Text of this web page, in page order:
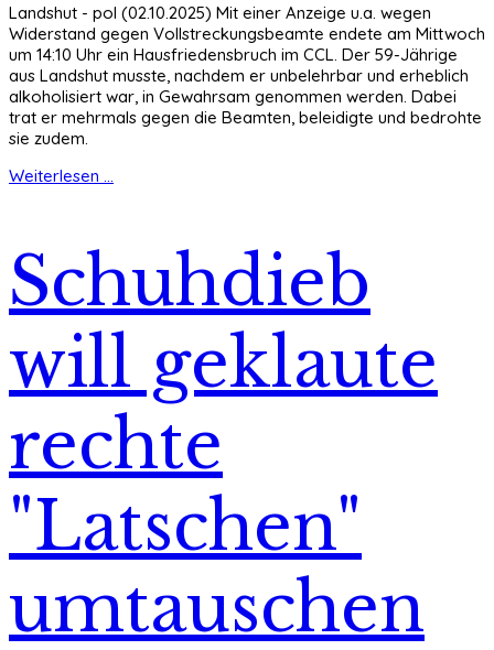
Landshut - pol (02.10.2025) Mit einer Anzeige u.a. wegen
Widerstand gegen Vollstreckungsbeamte endete am Mittwoch
um 14:10 Uhr ein Hausfriedensbruch im CCL. Der 59-Jährige
aus Landshut musste, nachdem er unbelehrbar und erheblich
alkoholisiert war, in Gewahrsam genommen werden. Dabei
trat er mehrmals gegen die Beamten, beleidigte und bedrohte
sie zudem.
Weiterlesen ...
Schuhdieb
will geklaute
rechte
"Latschen"
umtauschen